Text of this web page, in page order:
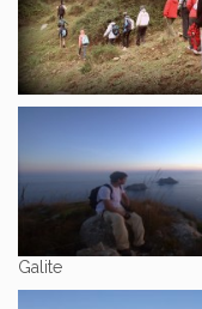
Galite